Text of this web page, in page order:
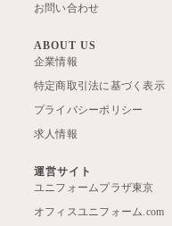
お問い合わせ
ABOUT US
企業情報
特定商取引法に基づく表示
プライバシーポリシー
求人情報
運営サイト
ユニフォームプラザ東京
オフィスユニフォーム.com